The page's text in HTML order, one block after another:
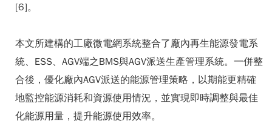
[6]。
本文所建構的工廠微電網系統整合了廠內再生能源發電系
統、ESS、AGV端之BMS與AGV派送生產管理系統。一併整
合後，優化廠內AGV派送的能源管理策略，以期能更精確
地監控能源消耗和資源使用情況，並實現即時調整與最佳
化能源用量，提升能源使用效率。